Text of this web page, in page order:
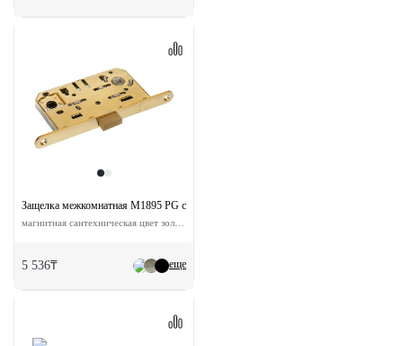
еще
Защелка межкомнатная M1895 PG с ответной планкой
5 536₸